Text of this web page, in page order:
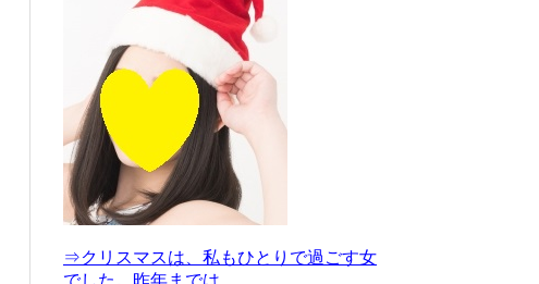
⇒クリスマスは、私もひとりで過ごす女